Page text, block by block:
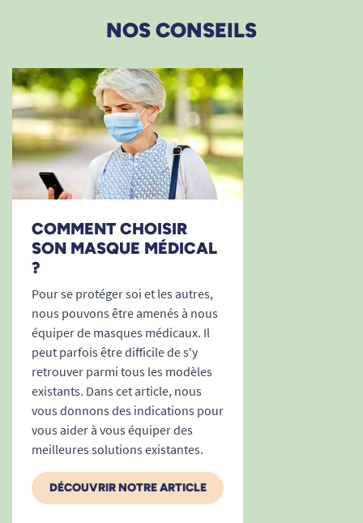
NOS CONSEILS
COMMENT CHOISIR
SON MASQUE MÉDICAL
?
Pour se protéger soi et les autres,
nous pouvons être amenés à nous
équiper de masques médicaux. Il
peut parfois être difficile de s'y
retrouver parmi tous les modèles
existants. Dans cet article, nous
vous donnons des indications pour
vous aider à vous équiper des
meilleures solutions existantes.
DÉCOUVRIR NOTRE ARTICLE